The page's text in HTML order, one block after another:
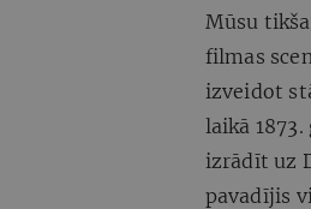
Mūsu
filmas
izveidot
laikā
izrādīt uz
pavadījis